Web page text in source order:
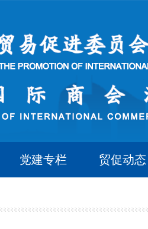
党建专栏 贸促动态